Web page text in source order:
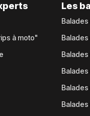
à moto"
Les